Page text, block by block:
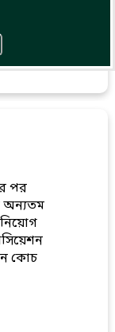
পর
অন্যতম
নিয়োগ
কোচ